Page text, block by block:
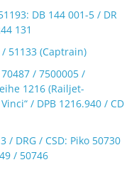
DB 144 001-5 / DR
131
51133 (Captrain)
/ 7500005 /
1216 (Railjet-
/ DPB 1216.940 / CD
/ DRG / CSD: Piko 50730
/ 50746